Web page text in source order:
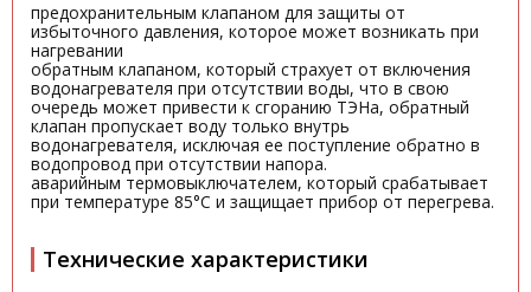
предохранительным клапаном для защиты от
избыточного давления, которое может возникать при
нагревании
обратным клапаном, который страхует от включения
водонагревателя при отсутствии воды, что в свою
очередь может привести к сгоранию ТЭНа, обратный
клапан пропускает воду только внутрь
водонагревателя, исключая ее поступление обратно в
водопровод при отсутствии напора.
аварийным термовыключателем, который срабатывает
при температуре 85°С и защищает прибор от перегрева.
Технические характеристики